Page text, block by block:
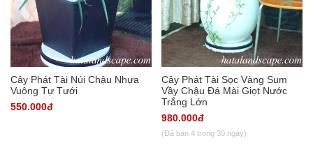
Cây Phát Tài Núi Chậu Nhựa
Vuông Tự Tưới
550.000đ
Cây Phát Tài Sọc Vàng Sum
Vầy Chậu Đá Mài Giọt Nước
Trắng Lớn
980.000đ
(Đã bán 4 trong 30 ngày)